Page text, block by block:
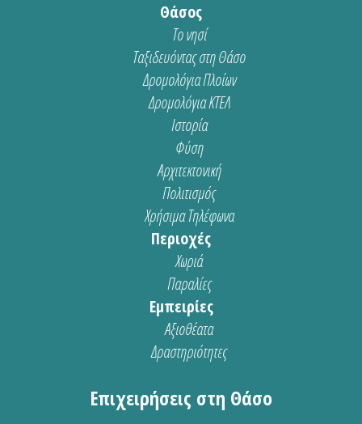
Θάσος
Το νησί
Ταξιδευόντας στη Θάσο
Δρομολόγια Πλοίων
Δρομολόγια ΚΤΕΛ
Ιστορία
Φύση
Αρχιτεκτονική
Πολιτισμός
Χρήσιμα Τηλέφωνα
Περιοχές
Χωριά
Παραλίες
Εμπειρίες
Αξιοθέατα
Δραστηριότητες
Επιχειρήσεις στη Θάσο